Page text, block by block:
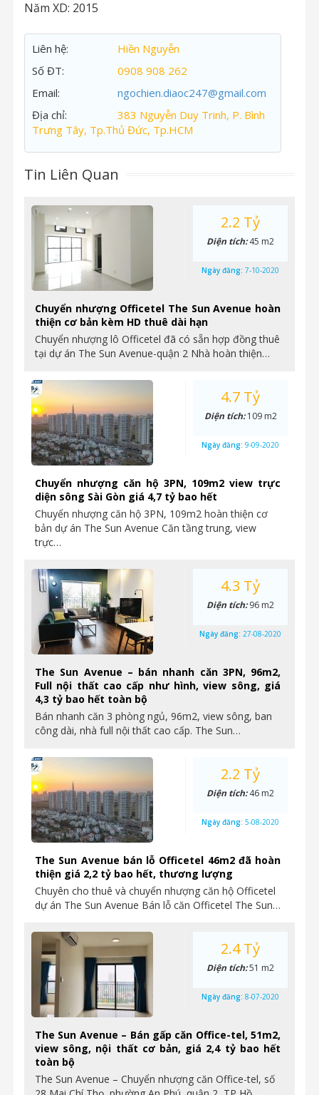
Năm XD: 2015
Liên hệ:
Hiền Nguyễn
Số ĐT:
0908 908 262
Email:
ngochien.diaoc247@gmail.com
Địa chỉ:
383 Nguyễn Duy Trinh, P. Bình
Trưng Tây, Tp.Thủ Đức, Tp.HCM
Tin Liên Quan
Chuyển nhượng Officetel The Sun Avenue hoàn
thiện cơ bản kèm HD thuê dài hạn
Chuyển nhượng lô Officetel đã có sẵn hợp đồng thuê
tại dự án The Sun Avenue-quận 2 Nhà hoàn thiện…
2.2 Tỷ
Diện tích:45 m2
Ngày đăng: 7-10-2020
Chuyển nhượng căn hộ 3PN, 109m2 view trực
diện sông Sài Gòn giá 4,7 tỷ bao hết
Chuyển nhượng căn hộ 3PN, 109m2 hoàn thiện cơ
bản dự án The Sun Avenue Căn tầng trung, view
trực…
4.7 Tỷ
Diện tích:109 m2
Ngày đăng: 9-09-2020
The Sun Avenue – bán nhanh căn 3PN, 96m2,
Full nội thất cao cấp như hình, view sông, giá
4,3 tỷ bao hết toàn bộ
Bán nhanh căn 3 phòng ngủ, 96m2, view sông, ban
công dài, nhà full nội thất cao cấp. The Sun…
4.3 Tỷ
Diện tích:96 m2
Ngày đăng: 27-08-2020
The Sun Avenue bán lỗ Officetel 46m2 đã hoàn
thiện giá 2,2 tỷ bao hết, thương lượng
Chuyên cho thuê và chuyển nhượng căn hộ Officetel
dự án The Sun Avenue Bán lỗ căn Officetel The Sun…
2.2 Tỷ
Diện tích:46 m2
Ngày đăng: 5-08-2020
The Sun Avenue – Bán gấp căn Office-tel, 51m2,
view sông, nội thất cơ bản, giá 2,4 tỷ bao hết
toàn bộ
The Sun Avenue – Chuyển nhượng căn Office-tel, số
2.4 Tỷ
Diện tích:51 m2
Ngày đăng: 8-07-2020